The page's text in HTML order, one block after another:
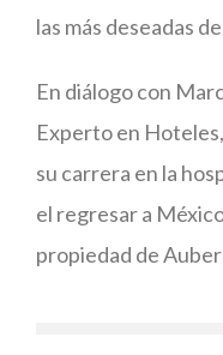
las más deseadas
En diálogo con
Experto en
su carrera en la
el regresar a
propiedad de